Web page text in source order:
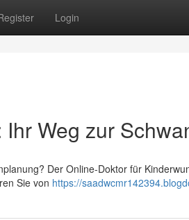
Login
Weg zur
Der Online-Doktor für
Sie von https://